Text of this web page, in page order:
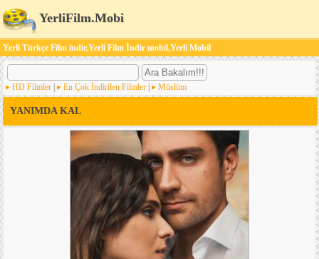
YerliFilm.Mobi
Yerli Türkçe Film indir,Yerli Film İndir mobil,Yerli Mobil
HD Filmler En Çok İndirilen Filmler Müslüm
YANIMDA KAL